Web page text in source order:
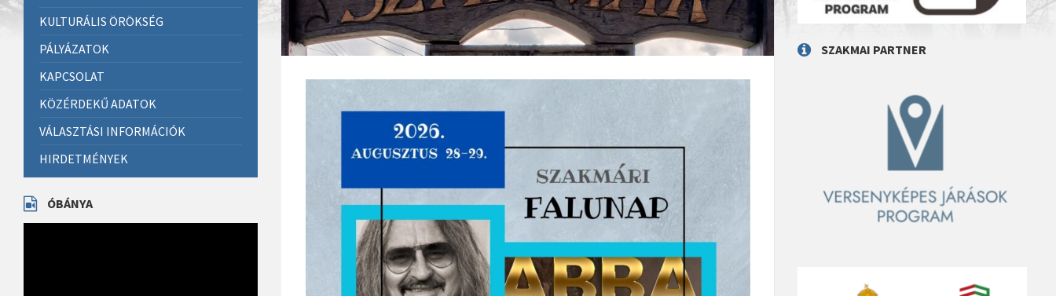
KULTURÁLIS ÖRÖKSÉG
PÁLYÁZATOK
KAPCSOLAT
KÖZÉRDEKŰ ADATOK
VÁLASZTÁSI INFORMÁCIÓK
HIRDETMÉNYEK
ÓBÁNYA
SZAKMAI PARTNER